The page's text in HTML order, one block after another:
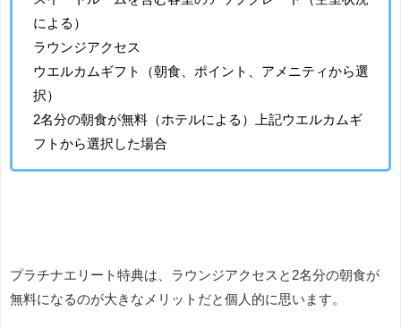
による）
ラウンジアクセス
ウエルカムギフト（朝食、ポイント、アメニティから選
択）
2名分の朝食が無料（ホテルによる）上記ウエルカムギ
フトから選択した場合
プラチナエリート特典は、ラウンジアクセスと2名分の朝食が
無料になるのが大きなメリットだと個人的に思います。